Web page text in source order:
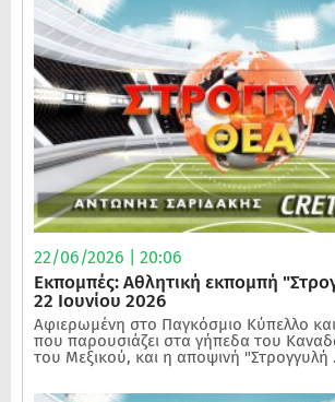
22/06/2026 | 20:06
Εκπομπές: Αθλητική εκπομπή
22 Ιουνίου 2026
Αφιερωμένη στο Παγκόσμιο Κύπελλο και
που παρουσιάζει στα γήπεδα του
του Μεξικού, και η αποψινή "Στρογγυλή